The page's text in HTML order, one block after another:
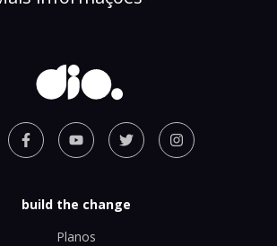
build the change
Planos